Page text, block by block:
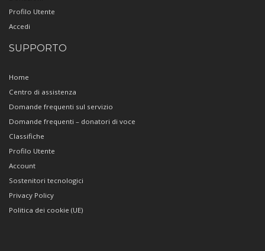
Profilo Utente
Accedi
SUPPORTO
Home
Centro di assistenza
Domande frequenti sul servizio
Domande frequenti – donatori di voce
Classifiche
Profilo Utente
Account
Sostenitori tecnologici
Privacy Policy
Politica dei cookie (UE)